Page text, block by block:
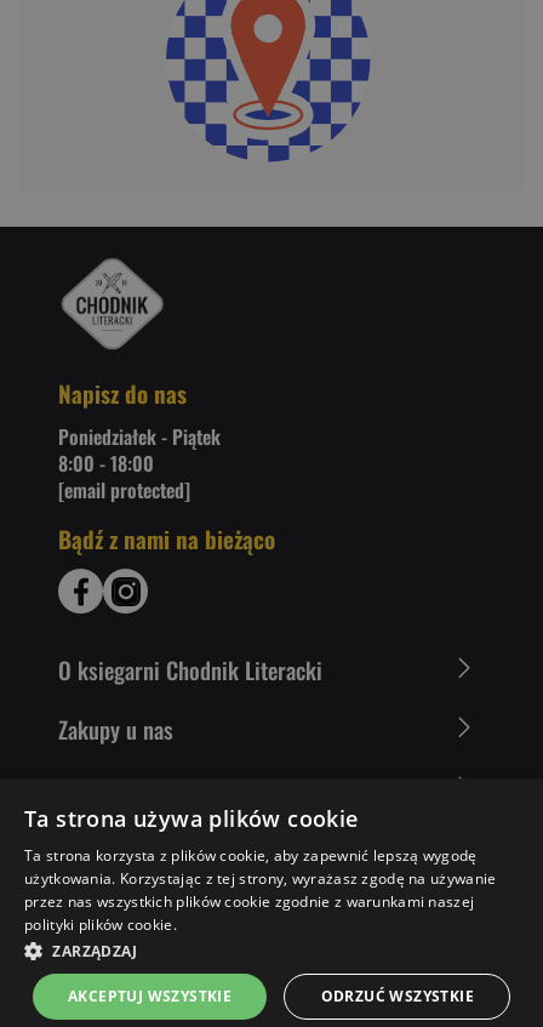
52,99 ZŁ
Napisz do nas
Poniedziałek - Piątek
8:00 - 18:00
[email protected]
Bądź z nami na bieżąco
O ksiegarni Chodnik Literacki
Zakupy u nas
Literaci polecają
Ta strona używa plików cookie
Ta strona korzysta z plików cookie, aby zapewnić lepszą wygodę
użytkowania. Korzystając z tej strony, wyrażasz zgodę na używanie
przez nas wszystkich plików cookie zgodnie z warunkami naszej
polityki plików cookie.
ZARZĄDZAJ
AKCEPTUJ WSZYSTKIE ODRZUĆ WSZYSTKIE